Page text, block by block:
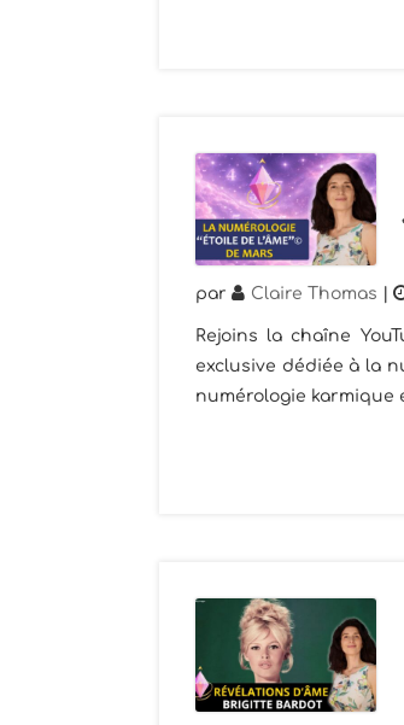
par Claire Thomas
Rejoins la chaîne
exclusive dédiée à la
numérologie karmique